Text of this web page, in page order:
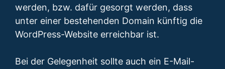
werden, bzw. dafür gesorgt werden, dass
unter einer bestehenden Domain künftig die
WordPress-Website erreichbar ist.
Bei der Gelegenheit sollte auch ein E-Mail-